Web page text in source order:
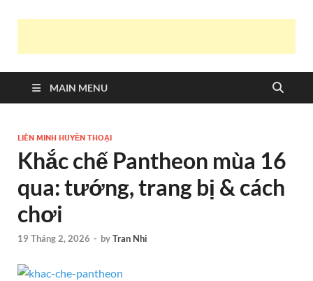
MAIN MENU
LIÊN MINH HUYỀN THOẠI
Khắc chế Pantheon mùa 16
qua: tướng, trang bị & cách
chơi
19 Tháng 2, 2026 - byTran Nhi